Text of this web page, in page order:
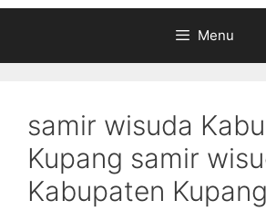
Menu
samir wisuda
Kupang samir
Kabupaten Kupang